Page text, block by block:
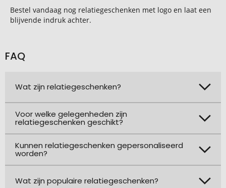
Bestel vandaag nog relatiegeschenken met logo en laat een
blijvende indruk achter.
FAQ
Wat zijn relatiegeschenken?
Voor welke gelegenheden zijn
relatiegeschenken geschikt?
Kunnen relatiegeschenken gepersonaliseerd
worden?
Wat zijn populaire relatiegeschenken?